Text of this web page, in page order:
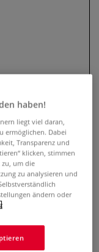
Nylon
Soft Grip,
Soft Grip
haben!
liegt viel daran,
ermöglichen. Dabei
Transparenz und
klicken, stimmen
zu, um die
zu analysieren und
ändern oder